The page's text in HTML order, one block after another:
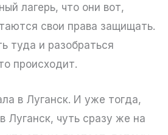
лагерь, что они вот,
свои права защищать.
туда и разобраться
происходит.
в Луганск. И уже тогда,
Луганск, чуть сразу же на